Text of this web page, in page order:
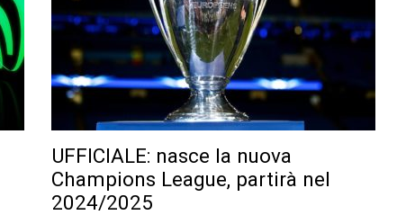
UFFICIALE: nasce la nuova
Champions League, partirà nel
2024/2025